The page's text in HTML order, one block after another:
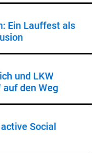
Ein Lauffest als
und LKW
auf den Weg
Social